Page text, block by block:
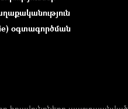
օգտագործման